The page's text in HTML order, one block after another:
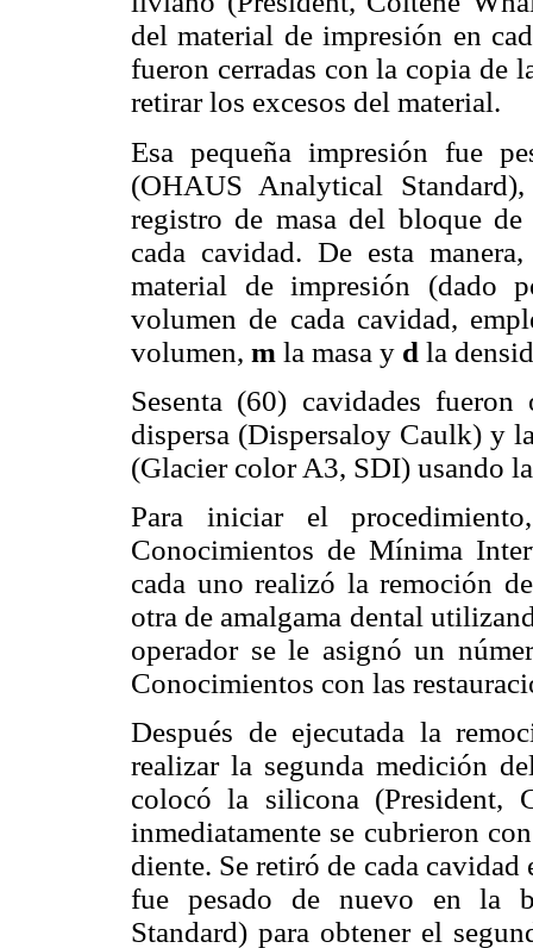
del material de impresión en
fueron cerradas con la copia de
retirar los excesos del material.
Esa pequeña impresión fue
(OHAUS Analytical
registro de masa del bloque
cada cavidad. De esta
material de impresión (dado
volumen de cada cavidad,
volumen, m la masa y d la
Sesenta (60) cavidades
dispersa (Dispersaloy Caulk) y
(Glacier color A3, SDI) usando
Para iniciar el
Conocimientos de Mínima
cada uno realizó la remoción
otra de amalgama dental
operador se le asignó un
Conocimientos con las
Después de ejecutada la
realizar la segunda medición
colocó la silicona (President,
inmediatamente se cubrieron
diente. Se retiró de cada
fue pesado de nuevo en la
Standard) para obtener el